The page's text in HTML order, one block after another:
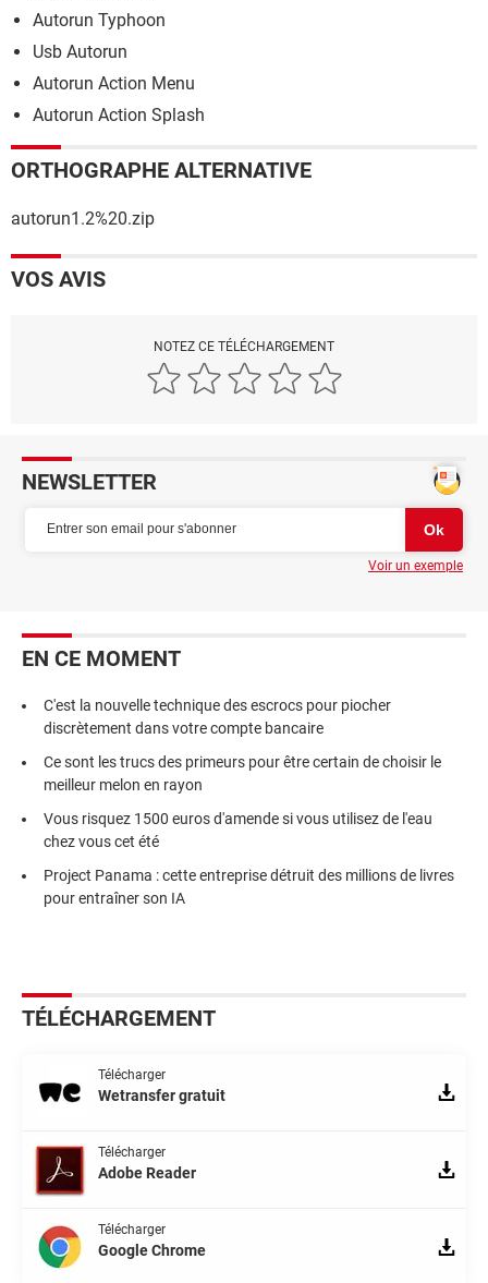
Autorun Typhoon
Usb Autorun
Autorun Action Menu
Autorun Action Splash
ORTHOGRAPHE ALTERNATIVE
autorun1.2%20.zip
VOS AVIS
NOTEZ CE TÉLÉCHARGEMENT
NEWSLETTER
Voir un exemple
EN CE MOMENT
C'est la nouvelle technique des escrocs pour piocher
discrètement dans votre compte bancaire
Ce sont les trucs des primeurs pour être certain de choisir le
meilleur melon en rayon
Vous risquez 1500 euros d'amende si vous utilisez de l'eau
chez vous cet été
Project Panama : cette entreprise détruit des millions de livres
pour entraîner son IA
TÉLÉCHARGEMENT
Télécharger
Wetransfer gratuit
Télécharger
Adobe Reader
Télécharger
Google Chrome